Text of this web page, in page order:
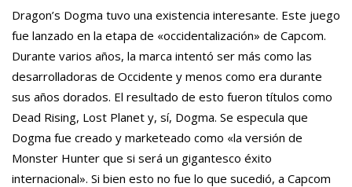
Dragon’s Dogma tuvo una existencia interesante. Este juego
fue lanzado en la etapa de «occidentalización» de Capcom.
Durante varios años, la marca intentó ser más como las
desarrolladoras de Occidente y menos como era durante
sus años dorados. El resultado de esto fueron títulos como
Dead Rising, Lost Planet y, sí, Dogma. Se especula que
Dogma fue creado y marketeado como «la versión de
Monster Hunter que si será un gigantesco éxito
internacional». Si bien esto no fue lo que sucedió, a Capcom